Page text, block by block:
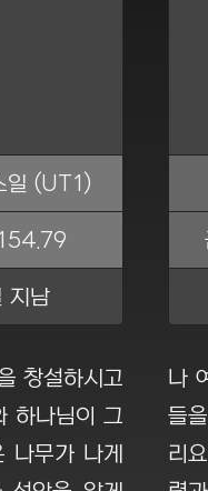
일 (UT1)
지남
창설하시고
하나님이 그
나무가 나게
나
들
리